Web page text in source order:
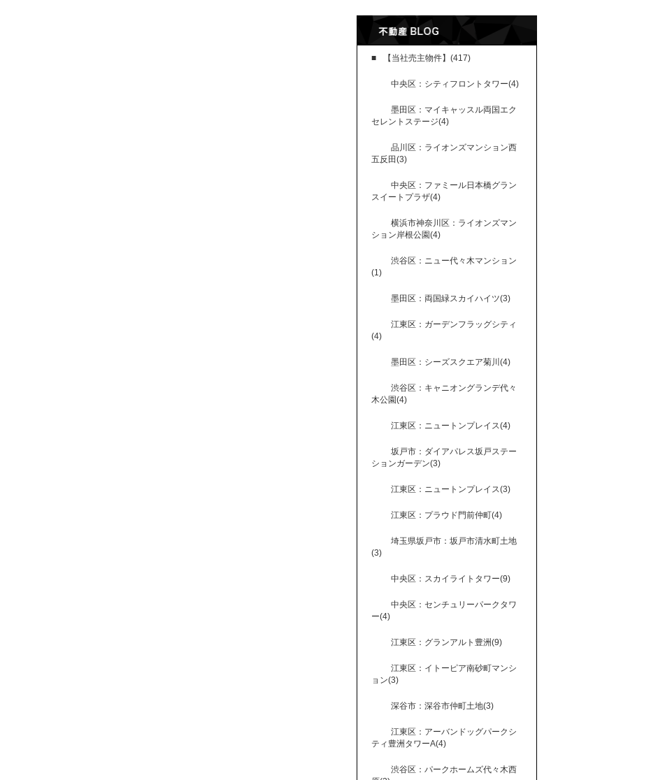
【当社売主物件】(417)
中央区：シティフロントタワー(4)
墨田区：マイキャッスル両国エク
セレントステージ(4)
品川区：ライオンズマンション西
五反田(3)
中央区：ファミール日本橋グラン
スイートプラザ(4)
横浜市神奈川区：ライオンズマン
ション岸根公園(4)
渋谷区：ニュー代々木マンション
(1)
墨田区：両国緑スカイハイツ(3)
江東区：ガーデンフラッグシティ
(4)
墨田区：シーズスクエア菊川(4)
渋谷区：キャニオングランデ代々
木公園(4)
江東区：ニュートンプレイス(4)
坂戸市：ダイアパレス坂戸ステー
ションガーデン(3)
江東区：ニュートンプレイス(3)
江東区：プラウド門前仲町(4)
埼玉県坂戸市：坂戸市清水町土地
(3)
中央区：スカイライトタワー(9)
中央区：センチュリーパークタワ
ー(4)
江東区：グランアルト豊洲(9)
江東区：イトーピア南砂町マンシ
ョン(3)
深谷市：深谷市仲町土地(3)
江東区：アーバンドッグパークシ
ティ豊洲タワーA(4)
渋谷区：パークホームズ代々木西